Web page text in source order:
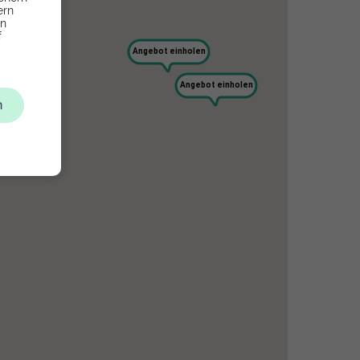
Angebot einholen
Angebot einholen